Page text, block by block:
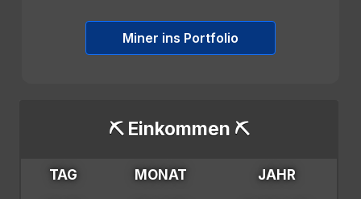
Miner ins Portfolio
⛏️ Einkommen ⛏️
TAG MONAT JAHR